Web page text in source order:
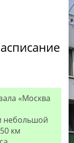
«Москва
небольшой
км